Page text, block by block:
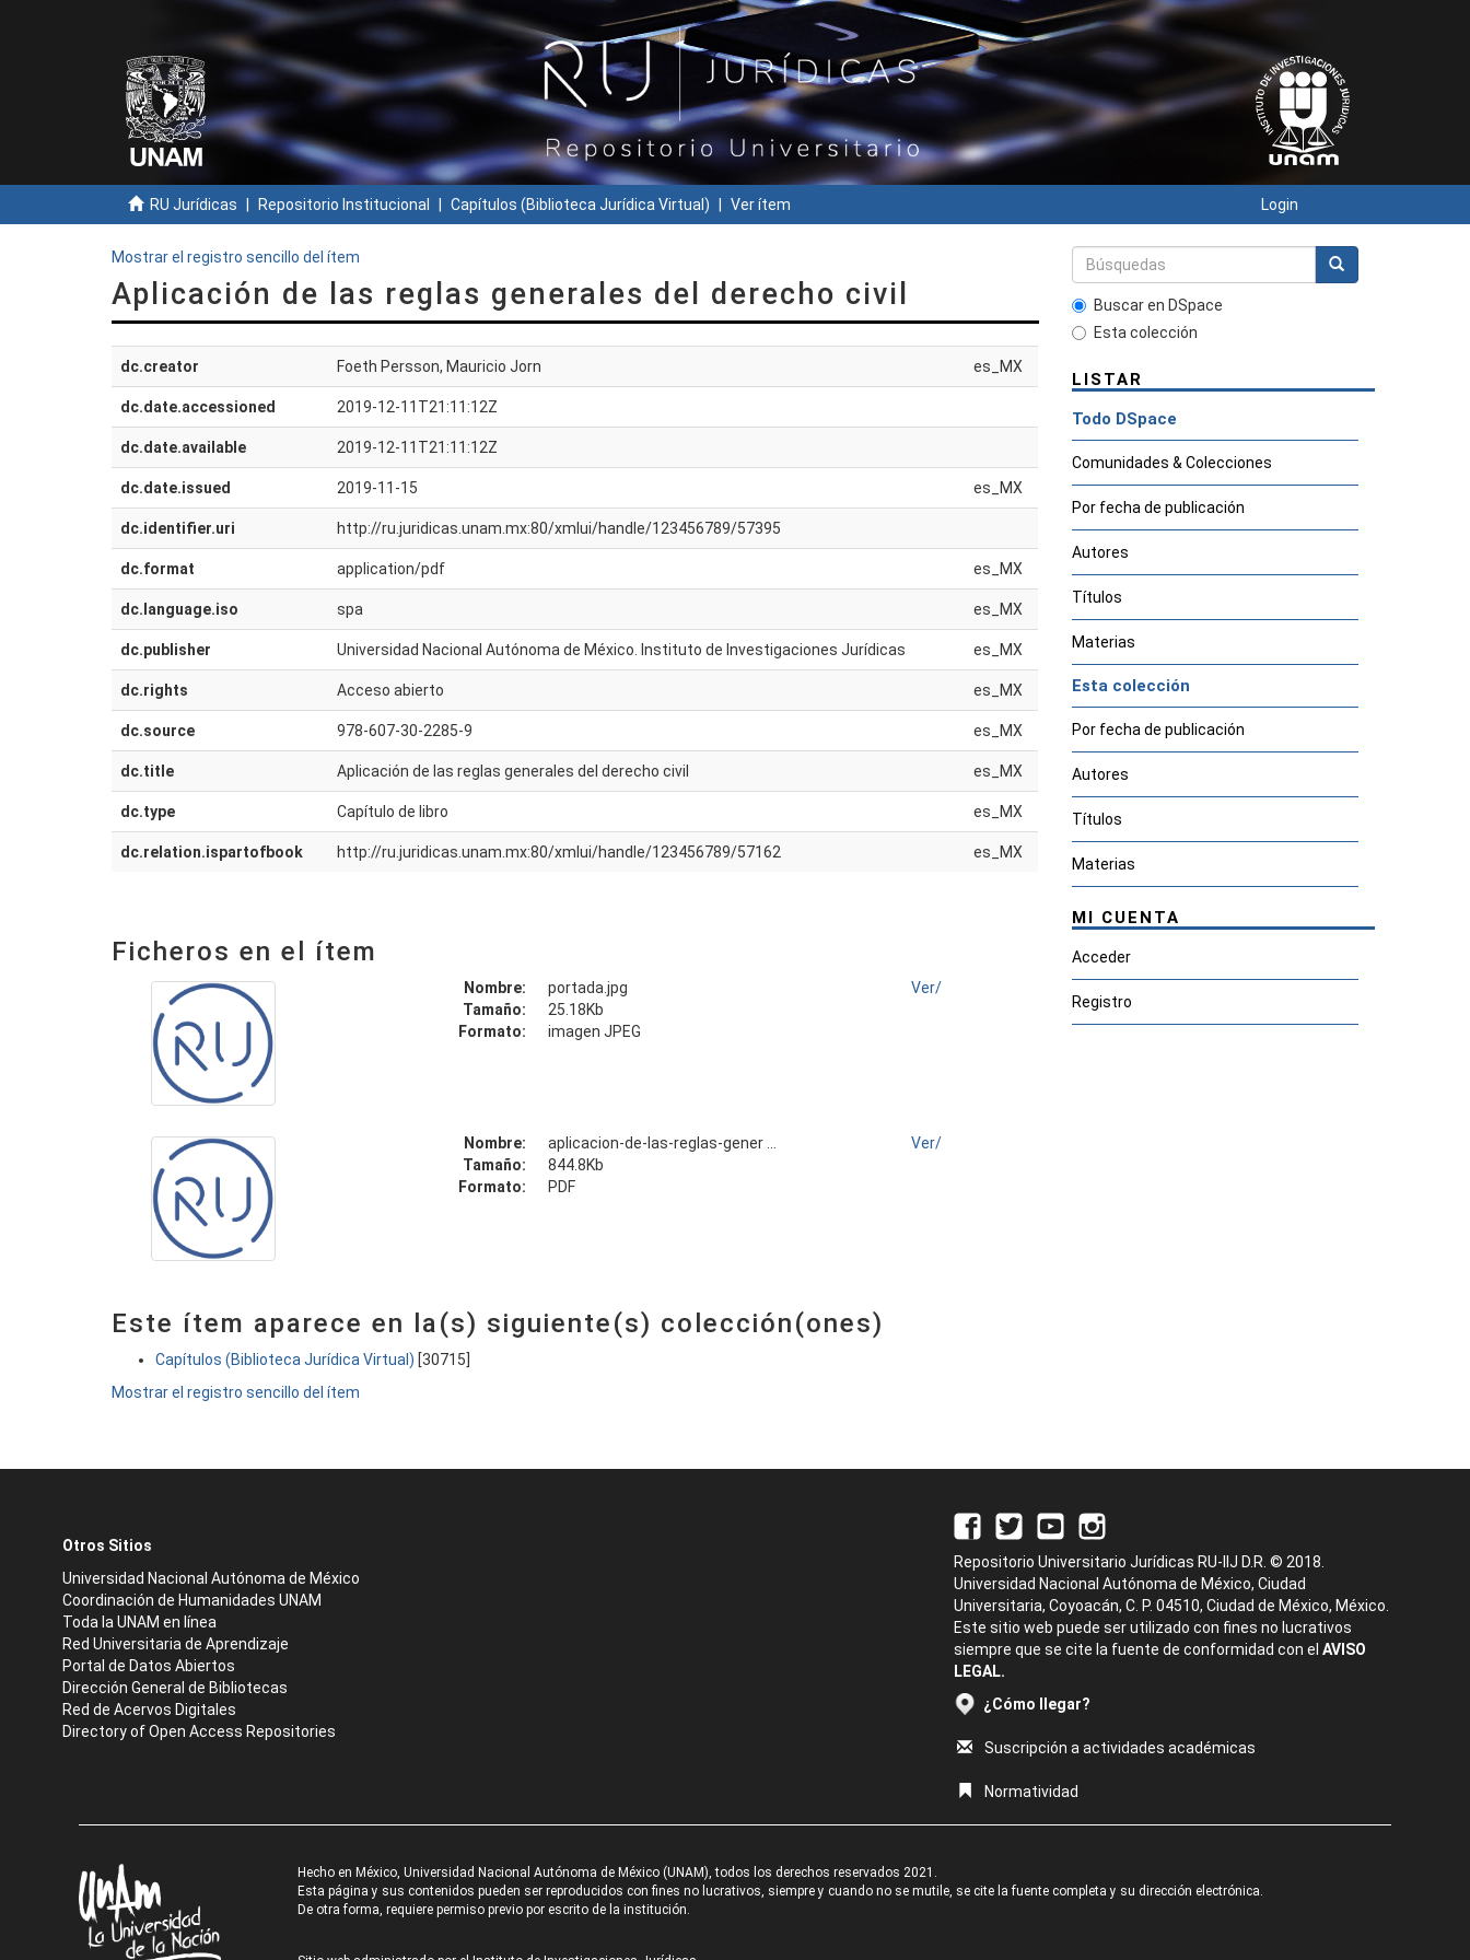
RU Jurídicas Repositorio Institucional Capítulos (Biblioteca Jurídica Virtual) Ver ítem Login
Mostrar el registro sencillo del ítem
Aplicación de las reglas generales del derecho civil
dc.creator Foeth Persson, Mauricio Jorn es_MX
dc.date.accessioned 2019-12-11T21:11:12Z
dc.date.available 2019-12-11T21:11:12Z
dc.date.issued 2019-11-15 es_MX
dc.identifier.uri http://ru.juridicas.unam.mx:80/xmlui/handle/123456789/57395
dc.format application/pdf es_MX
dc.language.iso spa es_MX
dc.publisher Universidad Nacional Autónoma de México. Instituto de Investigaciones Jurídicas es_MX
dc.rights Acceso abierto es_MX
dc.source 978-607-30-2285-9 es_MX
dc.title Aplicación de las reglas generales del derecho civil es_MX
dc.type Capítulo de libro es_MX
dc.relation.ispartofbook http://ru.juridicas.unam.mx:80/xmlui/handle/123456789/57162 es_MX
Ficheros en el ítem
Nombre:
portada.jpg
Tamaño:
25.18Kb
Formato:
imagen JPEG
Ver/
Nombre:
aplicacion-de-las-reglas-gener ...
Tamaño:
844.8Kb
Formato:
PDF
Ver/
Este ítem aparece en la(s) siguiente(s) colección(ones)
Capítulos (Biblioteca Jurídica Virtual) [30715]
Mostrar el registro sencillo del ítem
Buscar en DSpace
Esta colección
LISTAR
Todo DSpace
Comunidades & Colecciones
Por fecha de publicación
Autores
Títulos
Materias
Esta colección
Por fecha de publicación
Autores
Títulos
Materias
MI CUENTA
Acceder
Registro
Otros Sitios
Universidad Nacional Autónoma de México
Coordinación de Humanidades UNAM
Toda la UNAM en línea
Red Universitaria de Aprendizaje
Portal de Datos Abiertos
Dirección General de Bibliotecas
Red de Acervos Digitales
Directory of Open Access Repositories
Repositorio Universitario Jurídicas RU-IIJ D.R. © 2018.
Universidad Nacional Autónoma de México, Ciudad
Universitaria, Coyoacán, C. P. 04510, Ciudad de México, México.
Este sitio web puede ser utilizado con fines no lucrativos
siempre que se cite la fuente de conformidad con el AVISO
LEGAL.
¿Cómo llegar?
Suscripción a actividades académicas
Normatividad
Hecho en México, Universidad Nacional Autónoma de México (UNAM), todos los derechos reservados 2021.
Esta página y sus contenidos pueden ser reproducidos con fines no lucrativos, siempre y cuando no se mutile, se cite la fuente completa y su dirección electrónica.
De otra forma, requiere permiso previo por escrito de la institución.